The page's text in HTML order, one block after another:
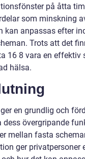
på åtta
som minskning
kan anpassas efter
Trots att det
16 8 vara en effektiv
hälsa.
en grundlig och
dess övergripande
mellan fasta
ger privatpersoner